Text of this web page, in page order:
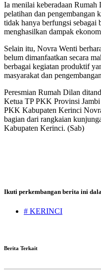
Ia menilai keberadaan Rumah
pelatihan dan pengembangan
tidak hanya berfungsi sebagai
menghasilkan dampak
Selain itu, Novra Wenti
belum dimanfaatkan secara
berbagai kegiatan produktif
masyarakat dan
Peresmian Rumah Dilan
Ketua TP PKK Provinsi
PKK Kabupaten Kerinci
bagian dari rangkaian
Kabupaten Kerinci. (Sab)
Ikuti perkembangan berita ini
# KERINCI
Berita Terkait